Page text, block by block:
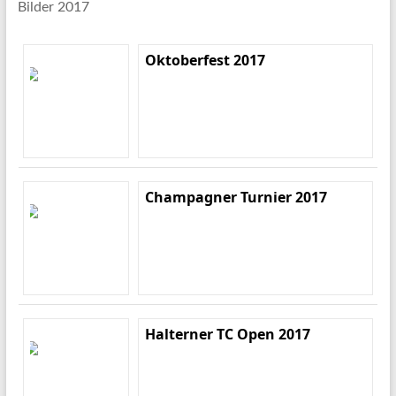
Bilder 2017
Oktoberfest 2017
Champagner Turnier 2017
Halterner TC Open 2017